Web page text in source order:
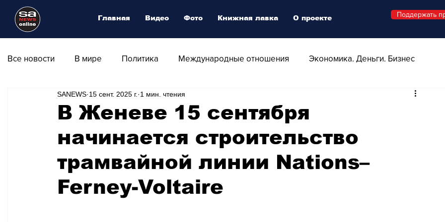
Все новости В мире Политика Международные отношения Экономика. Деньги. Бизнес
Общество Армия Аналитика
Транспорт Культура Магия искусства Swiss Афиша Стиль Стильный четверг
В Женеве 15 сентября
начинается строительство
трамвайной линии Nations–
Ferney-Voltaire
SANEWS 15 сент. 2025 г. 1 мин. чтения
Главная Видео Фото Книжная лавка О проекте Поддержать